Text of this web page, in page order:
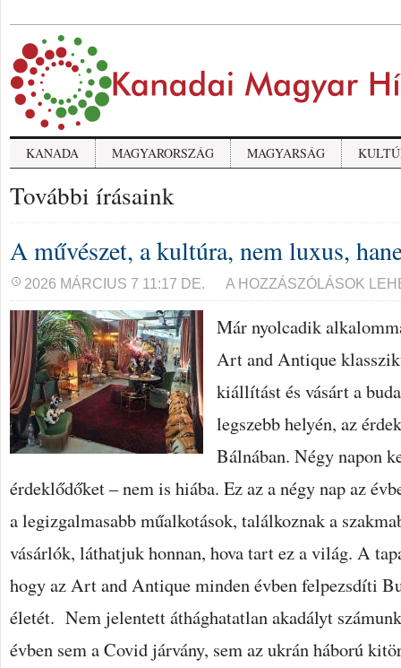
KANADA MAGYARORSZÁG MAGYARSÁG
További írásaink
A művészet, a kultúra, nem luxus,
2026 MÁRCIUS 7 11:17 DE.
KULTÚRA,
NEM
HANEM
BEJEGYZÉSHEZ
A HOZZÁSZÓLÁSOK
Már nyolcadik
Art and Antique
kiállítást és vásárt a
legszebb helyén, az
Bálnában. Négy napon
érdeklődőket – nem is hiába. Ez az a négy nap az
a legizgalmasabb műalkotások, találkoznak a
vásárlók, láthatjuk honnan, hova tart ez a világ. A
hogy az Art and Antique minden évben felpezsdíti
életét. Nem jelentett áthághatatlan akadályt
évben sem a Covid járvány, sem az ukrán háború